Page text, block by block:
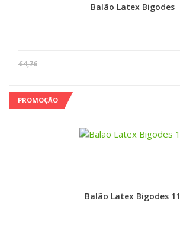
Balão Latex Bigodes
€4,76
PROMOÇÃO
Balão Latex Bigodes 11